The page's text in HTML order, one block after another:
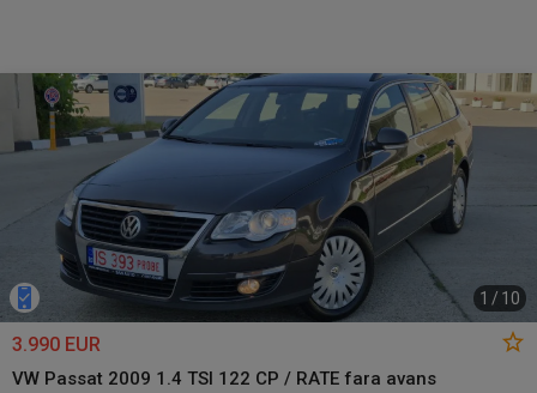
1 / 10
3.990 EUR
VW Passat 2009 1.4 TSI 122 CP / RATE fara avans